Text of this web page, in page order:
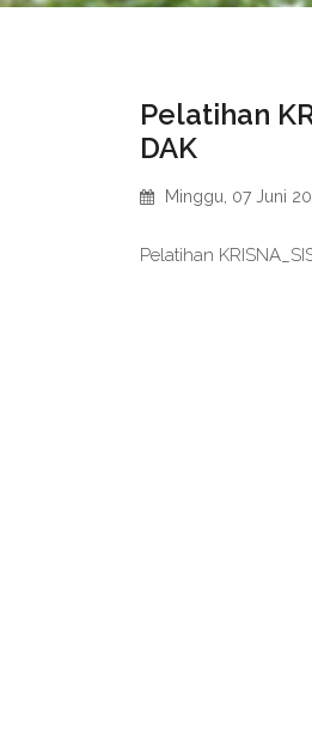
Pelatihan
DAK
Minggu, 07 Juni
Pelatihan